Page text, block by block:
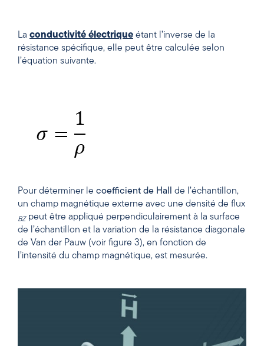
La conductivité électrique étant l’inverse de la
résistance spécifique, elle peut être calculée selon
l’équation suivante.
Pour déterminer le coefficient de Hall
de l’échantillon,
un champ magnétique externe avec une densité de flux
BZpeut être appliqué perpendiculairement à la surface
de l’échantillon et la variation de la résistance diagonale
de Van der Pauw (voir figure 3), en fonction de
l’intensité du champ magnétique, est mesurée.